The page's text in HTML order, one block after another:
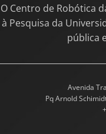
O Centro de Robótica
à Pesquisa da
pública
Avenida
Pq Arnold